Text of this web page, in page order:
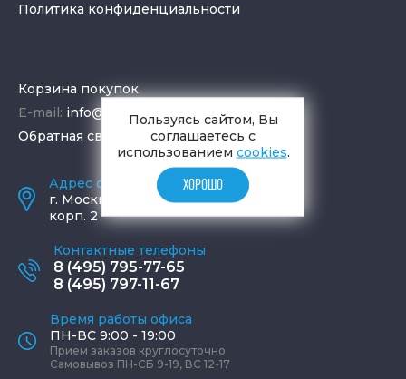
Политика конфиденциальности
Корзина покупок
E-mail: info@aquamir.ru
Обратная связь
Адрес салона и склада
г. Москва
ул. Шаболовка, д. 23,
корп. 2
Контактные телефоны
8 (495) 795-77-65
8 (495) 797-11-67
Время работы офиса
ПН-ВС 9:00 - 19:00
Прием заказов круглосуточно
Самовывоз ПН-СБ 9-19, ВС 12-17
Пользуясь сайтом, Вы
соглашаетесь с
использованием cookies.
ХОРОШО